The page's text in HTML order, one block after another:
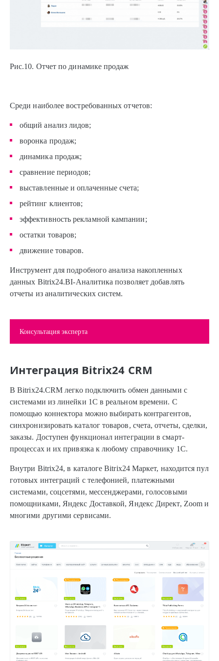
Рис.10. Отчет по динамике продаж
Среди наиболее востребованных отчетов:
общий анализ лидов;
воронка продаж;
динамика продаж;
сравнение периодов;
выставленные и оплаченные счета;
рейтинг клиентов;
эффективность рекламной кампании;
остатки товаров;
движение товаров.
Инструмент для подробного анализа накопленных
данных Bitrix24.BI-Аналитика позволяет добавлять
отчеты из аналитических систем.
Консультация эксперта
Интеграция Bitrix24 CRM
В Bitrix24.CRM легко подключить обмен данными с
системами из линейки 1С в реальном времени. С
помощью коннектора можно выбирать контрагентов,
синхронизировать каталог товаров, счета, отчеты, сделки,
заказы. Доступен функционал интеграции в смарт-
процессах и их привязка к любому справочнику 1С.
Внутри Bitrix24, в каталоге Bitrix24 Маркет, находится пул
готовых интеграций с телефонией, платежными
системами, соцсетями, мессенджерами, голосовыми
помощниками, Яндекс Доставкой, Яндекс Директ, Zoom и
многими другими сервисами.